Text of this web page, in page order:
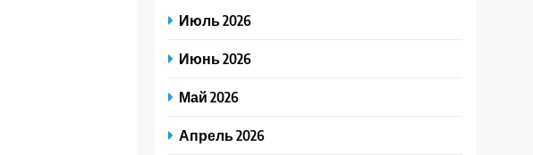
Июль 2026
Июнь 2026
Май 2026
Апрель 2026